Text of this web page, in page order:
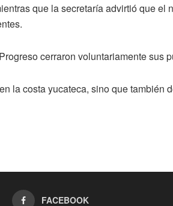
que la secretaría advirtió que
cerraron voluntariamente sus
la costa yucateca, sino que también
FACEBOOK